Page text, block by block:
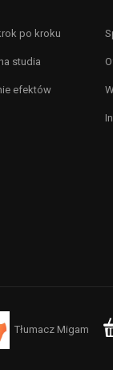
po kroku
studia
efektów
Tłumacz Migam